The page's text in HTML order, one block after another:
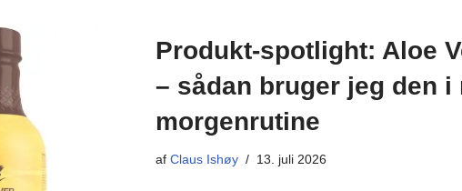
Produkt-spotlight: Aloe
– sådan bruger jeg den i
morgenrutine
af Claus Ishøy 13. juli 2026